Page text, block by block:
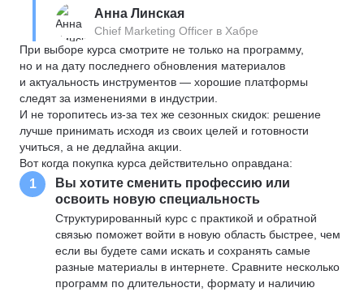
Анна Линская
Chief Marketing Officer в Хабре
При выборе курса смотрите не только на программу,
но и на дату последнего обновления материалов
и актуальность инструментов — хорошие платформы
следят за изменениями в индустрии.
И не торопитесь из-за тех же сезонных скидок: решение
лучше принимать исходя из своих целей и готовности
учиться, а не дедлайна акции.
Вот когда покупка курса действительно оправдана:
1
Вы хотите сменить профессию или
освоить новую специальность
Структурированный курс с практикой и обратной
связью поможет войти в новую область быстрее, чем
если вы будете сами искать и сохранять самые
разные материалы в интернете. Сравните несколько
программ по длительности, формату и наличию